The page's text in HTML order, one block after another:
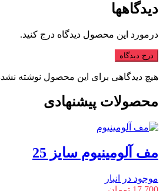
دیدگاهها
درمورد این محصول دیدگاه درج کنید.
درج دیدگاه
هیچ دیدگاهی برای این محصول نوشته
محصولات پیشنهادی
مف آلومینیوم سایز 25
موجود در انبار